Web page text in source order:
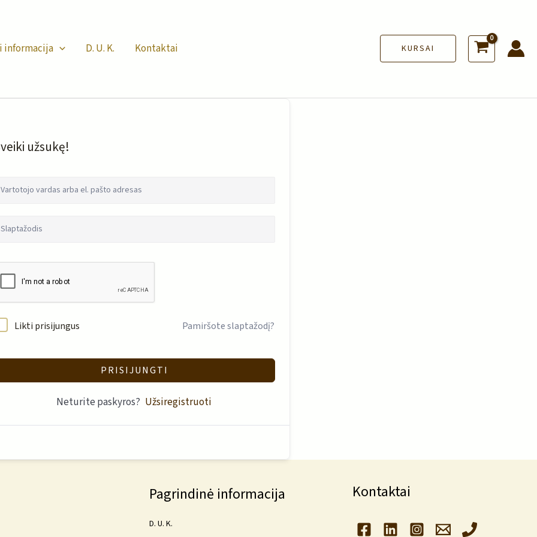
informacija D. U. K. Kontaktai KURSAI
užsukę!
Likti prisijungus Pamiršote slaptažodį?
PRISIJUNGTI
Neturite paskyros? Užsiregistruoti
Pagrindinė informacija
D. U. K.
Kontaktai